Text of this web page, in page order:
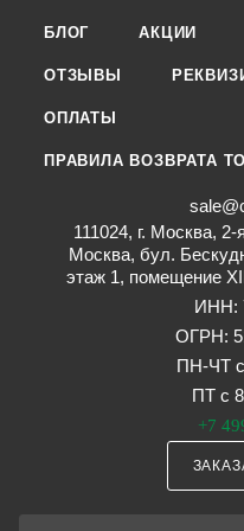
БЛОГ АКЦИИ
ОТЗЫВЫ
ОПЛАТЫ
ПРАВИЛА ВОЗВРАТА
111024, г. Москва,
Москва, бул.
этаж 1, помещение
ИНН:
ОГРН:
ПН-ЧТ с
ПТ с
+7